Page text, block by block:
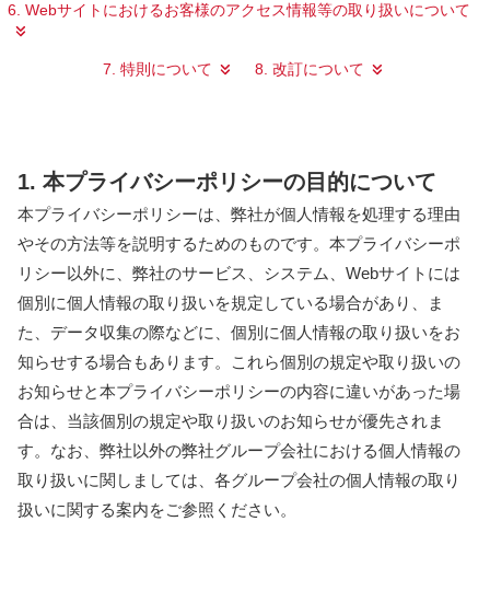
6. Webサイトにおけるお客様のアクセス情報等の取り扱いについて
7. 特則について 8. 改訂について
1. 本プライバシーポリシーの目的について
本プライバシーポリシーは、弊社が個人情報を処理する理由
やその方法等を説明するためのものです。本プライバシーポ
リシー以外に、弊社のサービス、システム、Webサイトには
個別に個人情報の取り扱いを規定している場合があり、ま
た、データ収集の際などに、個別に個人情報の取り扱いをお
知らせする場合もあります。これら個別の規定や取り扱いの
お知らせと本プライバシーポリシーの内容に違いがあった場
合は、当該個別の規定や取り扱いのお知らせが優先されま
す。なお、弊社以外の弊社グループ会社における個人情報の
取り扱いに関しましては、各グループ会社の個人情報の取り
扱いに関する案内をご参照ください。